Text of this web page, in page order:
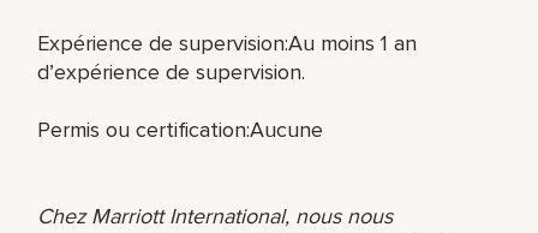
Expérience de supervision:Au moins 1 an
d’expérience de supervision.
Permis ou certification:Aucune
Chez Marriott International, nous nous